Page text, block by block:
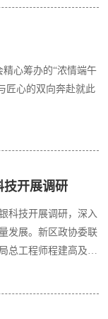
心筹办的“浓情端午
匠心的双向奔赴就此
技开展调研
科技开展调研，深入
发展。新区政协委联
总工程师程建高及保